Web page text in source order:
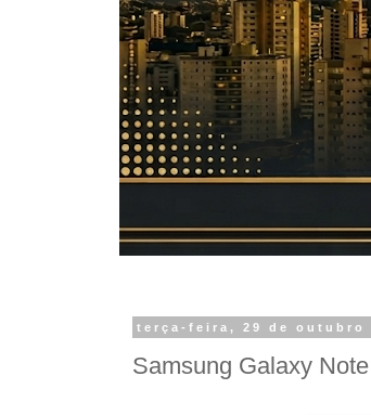
terça-feira, 29 de outubro
Samsung Galaxy